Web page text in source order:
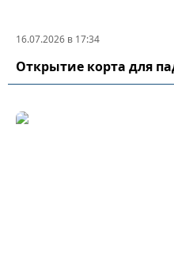
16.07.2026 в 17:34
Открытие корта для